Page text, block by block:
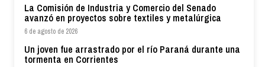
La Comisión de Industria y Comercio del Senado
avanzó en proyectos sobre textiles y metalúrgica
6 de agosto de 2026
Un joven fue arrastrado por el río Paraná durante una
tormenta en Corrientes